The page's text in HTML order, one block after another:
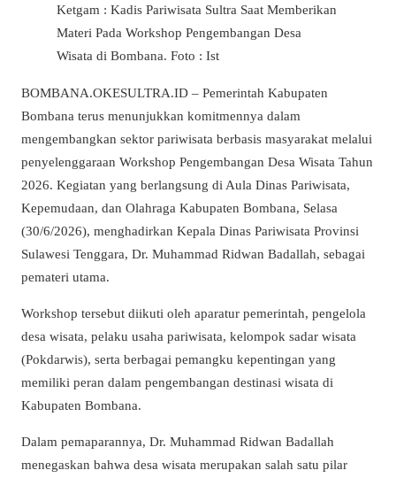
Ketgam : Kadis Pariwisata Sultra Saat Memberikan
Materi Pada Workshop Pengembangan Desa
Wisata di Bombana. Foto : Ist
BOMBANA.OKESULTRA.ID – Pemerintah Kabupaten
Bombana terus menunjukkan komitmennya dalam
mengembangkan sektor pariwisata berbasis masyarakat melalui
penyelenggaraan Workshop Pengembangan Desa Wisata Tahun
2026. Kegiatan yang berlangsung di Aula Dinas Pariwisata,
Kepemudaan, dan Olahraga Kabupaten Bombana, Selasa
(30/6/2026), menghadirkan Kepala Dinas Pariwisata Provinsi
Sulawesi Tenggara, Dr. Muhammad Ridwan Badallah, sebagai
pemateri utama.
Workshop tersebut diikuti oleh aparatur pemerintah, pengelola
desa wisata, pelaku usaha pariwisata, kelompok sadar wisata
(Pokdarwis), serta berbagai pemangku kepentingan yang
memiliki peran dalam pengembangan destinasi wisata di
Kabupaten Bombana.
Dalam pemaparannya, Dr. Muhammad Ridwan Badallah
menegaskan bahwa desa wisata merupakan salah satu pilar